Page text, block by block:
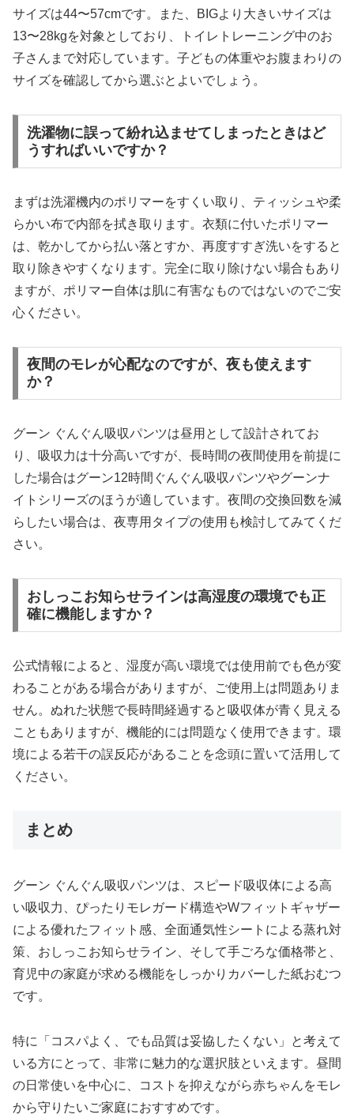
サイズは44〜57cmです。また、BIGより大きいサイズは
13〜28kgを対象としており、トイレトレーニング中のお
子さんまで対応しています。子どもの体重やお腹まわりの
サイズを確認してから選ぶとよいでしょう。
洗濯物に誤って紛れ込ませてしまったときはど
うすればいいですか？
まずは洗濯機内のポリマーをすくい取り、ティッシュや柔
らかい布で内部を拭き取ります。衣類に付いたポリマー
は、乾かしてから払い落とすか、再度すすぎ洗いをすると
取り除きやすくなります。完全に取り除けない場合もあり
ますが、ポリマー自体は肌に有害なものではないのでご安
心ください。
夜間のモレが心配なのですが、夜も使えます
か？
グーン ぐんぐん吸収パンツは昼用として設計されてお
り、吸収力は十分高いですが、長時間の夜間使用を前提に
した場合はグーン12時間ぐんぐん吸収パンツやグーンナ
イトシリーズのほうが適しています。夜間の交換回数を減
らしたい場合は、夜専用タイプの使用も検討してみてくだ
さい。
おしっこお知らせラインは高湿度の環境でも正
確に機能しますか？
公式情報によると、湿度が高い環境では使用前でも色が変
わることがある場合がありますが、ご使用上は問題ありま
せん。ぬれた状態で長時間経過すると吸収体が青く見える
こともありますが、機能的には問題なく使用できます。環
境による若干の誤反応があることを念頭に置いて活用して
ください。
まとめ
グーン ぐんぐん吸収パンツは、スピード吸収体による高
い吸収力、ぴったりモレガード構造やWフィットギャザー
による優れたフィット感、全面通気性シートによる蒸れ対
策、おしっこお知らせライン、そして手ごろな価格帯と、
育児中の家庭が求める機能をしっかりカバーした紙おむつ
です。
特に「コスパよく、でも品質は妥協したくない」と考えて
いる方にとって、非常に魅力的な選択肢といえます。昼間
の日常使いを中心に、コストを抑えながら赤ちゃんをモレ
から守りたいご家庭におすすめです。